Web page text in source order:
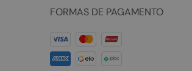
FORMAS DE PAGAMENTO